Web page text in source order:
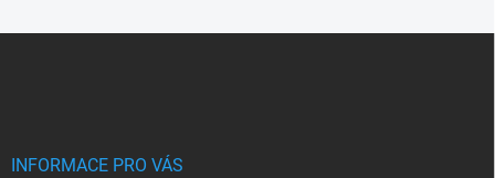
INFORMACE PRO VÁS